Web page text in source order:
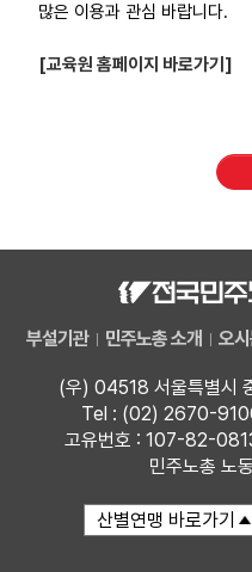
많은 이용과 관심 바랍니다.
[교육원 홈페이지 바로가기]
부설기관 민주노총 소개 오
(우) 04518 서울특별시
Tel : (02) 2670-
고유번호 : 107-82-
민주노총 노
부설기관